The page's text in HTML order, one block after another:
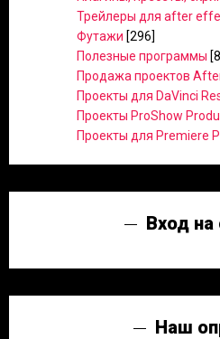
Трейлеры для after
Футажи [296]
Полезные программы
Продажа проектов
Проекты для DaVinci
Проекты ProShow
Проекты для Premiere
Вход на
Наш